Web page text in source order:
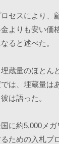
セスにより、
よりも安い価
ると述べた。
蔵量のほとん
は、埋蔵量は
は語った。
に約5,000メガ
ための入札プ